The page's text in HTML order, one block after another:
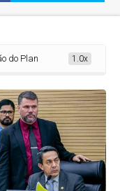
Estadual de Educação
1.0x